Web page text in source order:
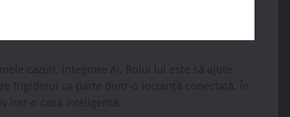
cazuri, integrare AI. Rolul lui este să ajute
frigiderul ca parte dintr-o locuință conectată. În
într-o casă inteligentă.